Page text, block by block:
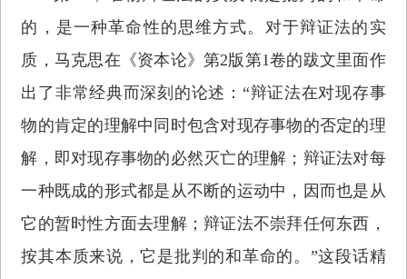
的，是一种革命性的思维方式。对于辩证法的实
质，马克思在《资本论》第2版第1卷的跋文里面作
出了非常经典而深刻的论述：“辩证法在对现存事
物的肯定的理解中同时包含对现存事物的否定的理
解，即对现存事物的必然灭亡的理解；辩证法对每
一种既成的形式都是从不断的运动中，因而也是从
它的暂时性方面去理解；辩证法不崇拜任何东西，
按其本质来说，它是批判的和革命的。”这段话精